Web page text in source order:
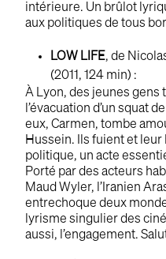
intérieure. Un brûlot
aux politiques de tous
LOW LIFE, de
(2011, 124 min) :
À Lyon, des jeunes gens
l’évacuation d’un squat
eux, Carmen, tombe
Hussein. Ils fuient et
politique, un acte
Porté par des acteurs
Maud Wyler, l’Iranien
entrechoque deux
lyrisme singulier des
aussi, l’engagement.